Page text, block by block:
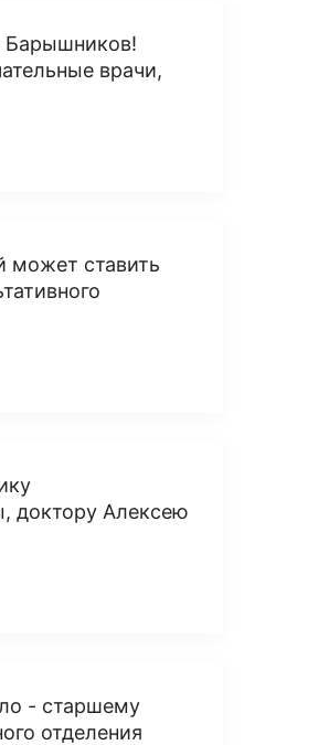
Барышников!
врачи,
может ставить
доктору Алексею
- старшему
отделения